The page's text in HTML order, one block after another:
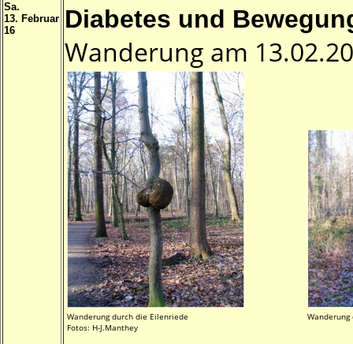
Sa.
13. Februar
16
Diabetes und
Wanderung am
Wanderung durch die Eilenriede
Fotos: H-J.Manthey